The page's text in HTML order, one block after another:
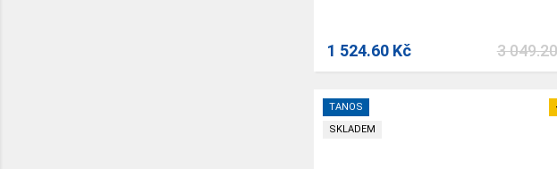
3
1 524.60 Kč
TANOS
SKLADEM